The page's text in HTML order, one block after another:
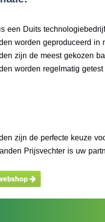
een Duits
worden geproduceerd
zijn de meest gekozen
worden regelmatig
zijn de perfecte keuze
Prijsvechter is uw